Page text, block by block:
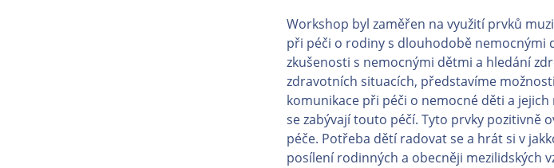
Workshop byl zaměřen na využití prvků
při péči o rodiny s dlouhodobě nemocnými
zkušenosti s nemocnými dětmi a hledání
zdravotních situacích, představíme
komunikace při péči o nemocné děti a
se zabývají touto péčí. Tyto prvky pozitivně
péče. Potřeba dětí radovat se a hrát si v
posílení rodinných a obecněji mezilidských